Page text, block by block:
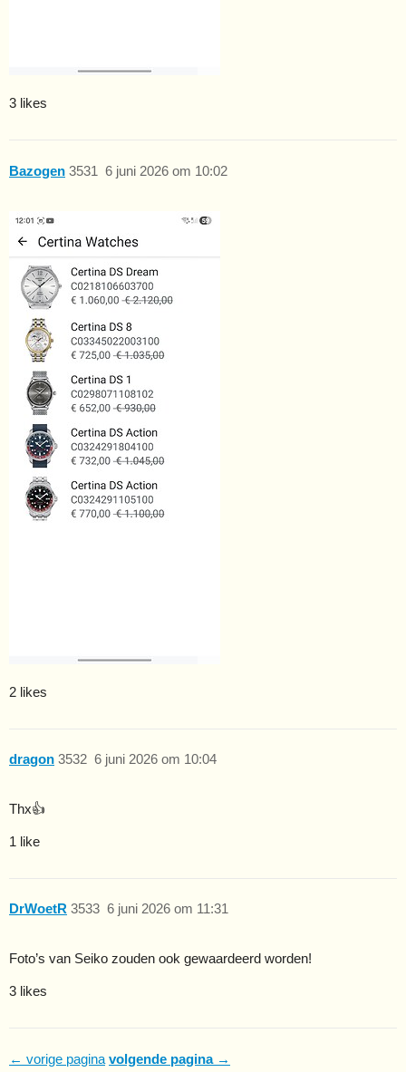
3 likes
Bazogen 6 juni 2026 om 10:02
3531
2 likes
dragon 6 juni 2026 om 10:04
3532
Thx👍
1 like
DrWoetR 6 juni 2026 om 11:31
3533
Foto’s van Seiko zouden ook gewaardeerd worden!
3 likes
← vorige pagina volgende pagina →